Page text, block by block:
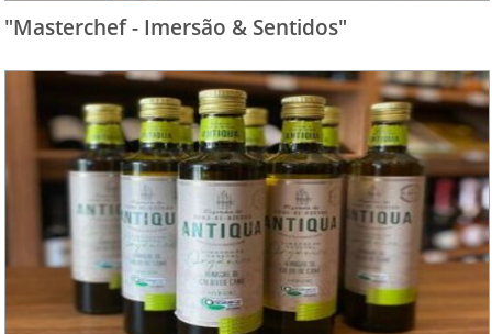
"Masterchef - Imersão & Sentidos"